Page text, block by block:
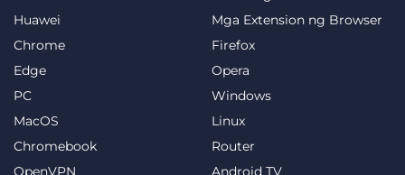
Huawei
Mga Extension ng Browser
Chrome
Firefox
Edge
Opera
PC
Windows
MacOS
Linux
Chromebook
Router